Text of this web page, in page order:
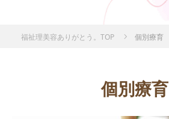
福祉理美容ありがとう。TOP 個別療育
個別療育